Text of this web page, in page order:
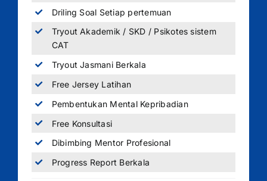
Driling Soal Setiap pertemuan
Tryout Akademik / SKD / Psikotes sistem
CAT
Tryout Jasmani Berkala
Free Jersey Latihan
Pembentukan Mental Kepribadian
Free Konsultasi
Dibimbing Mentor Profesional
Progress Report Berkala